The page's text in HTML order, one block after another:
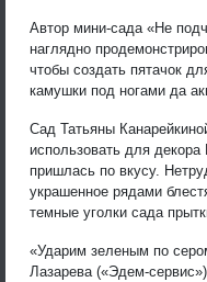
Автор мини-сада «Не
наглядно
чтобы создать пятачок
камушки под ногами да
Сад Татьяны
использовать для
пришлась по вкусу.
украшенное рядами
темные уголки сада
«Ударим зеленым по
Лазарева («Эдем-